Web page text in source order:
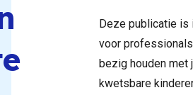
Deze publicatie is
voor
bezig houden met
kwetsbare